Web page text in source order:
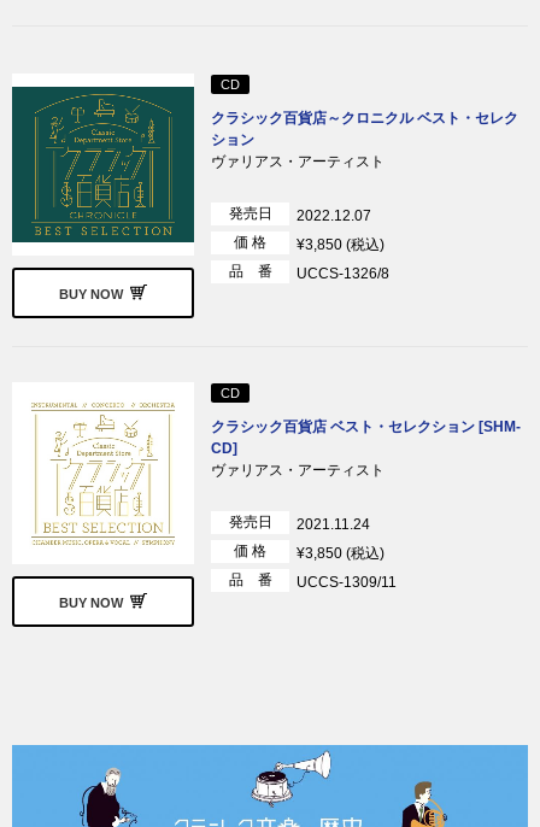
BUY NOW
CD
クラシック百貨店～クロニクル ベスト・セレク
ション
ヴァリアス・アーティスト
発売日
2022.12.07
価 格
¥3,850 (税込)
品 番
UCCS-1326/8
BUY NOW
CD
クラシック百貨店 ベスト・セレクション [SHM-
CD]
ヴァリアス・アーティスト
発売日
2021.11.24
価 格
¥3,850 (税込)
品 番
UCCS-1309/11